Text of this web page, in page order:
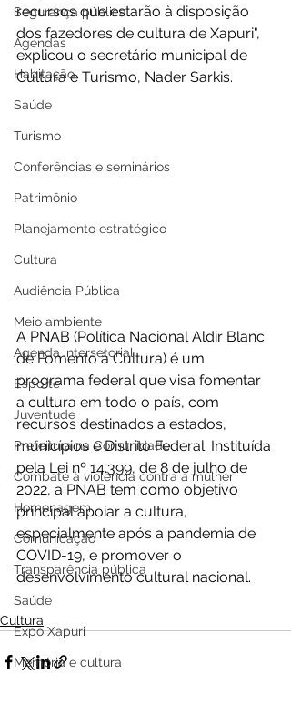
Segurança pública
Agendas
Habitação
Saúde
Turismo
Conferências e seminários
Patrimônio
Planejamento estratégico
Cultura
Audiência Pública
Meio ambiente
Agenda intersetorial
Esporte
Juventude
Prefeitura na Comunidade
Combate à violência contra a mulher
Homenagem
Comunicação
Transparência pública
Saúde
Expo Xapuri
Memória e cultura
recursos que estarão à disposição
dos fazedores de cultura de Xapuri",
explicou o secretário municipal de
Cultura e Turismo, Nader Sarkis.
A PNAB (Política Nacional Aldir Blanc
de Fomento à Cultura) é um
programa federal que visa fomentar
a cultura em todo o país, com
recursos destinados a estados,
municípios e Distrito Federal. Instituída
pela Lei nº 14.399, de 8 de julho de
2022, a PNAB tem como objetivo
principal apoiar a cultura,
especialmente após a pandemia de
COVID-19, e promover o
desenvolvimento cultural nacional.
Cultura